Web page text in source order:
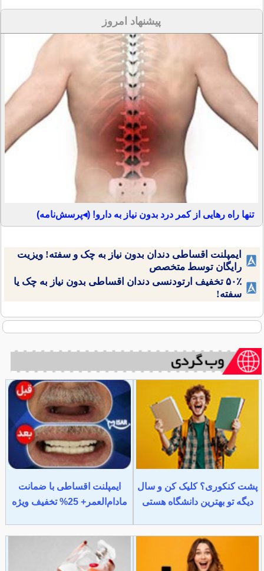
پیشنهاد امروز
تنها راه رهایی از کمر درد بدون نیاز به دارو! (◂پرسش‌نامه)
ایمپلنت اقساطی دندان بدون نیاز به چک و سفته! ویزیت
رایگان توسط متخصص
۵۰٪ تخفیف ارتودنسی دندان اقساطی بدون نیاز به چک یا
سفته!
پشت کنکوری؟ کلیک کن و سال
دیگه تو بهترین دانشگاه هستی
ایمپلنت اقساطی با ضمانت
مادام‌العمر+ 25% تخفیف ویژه